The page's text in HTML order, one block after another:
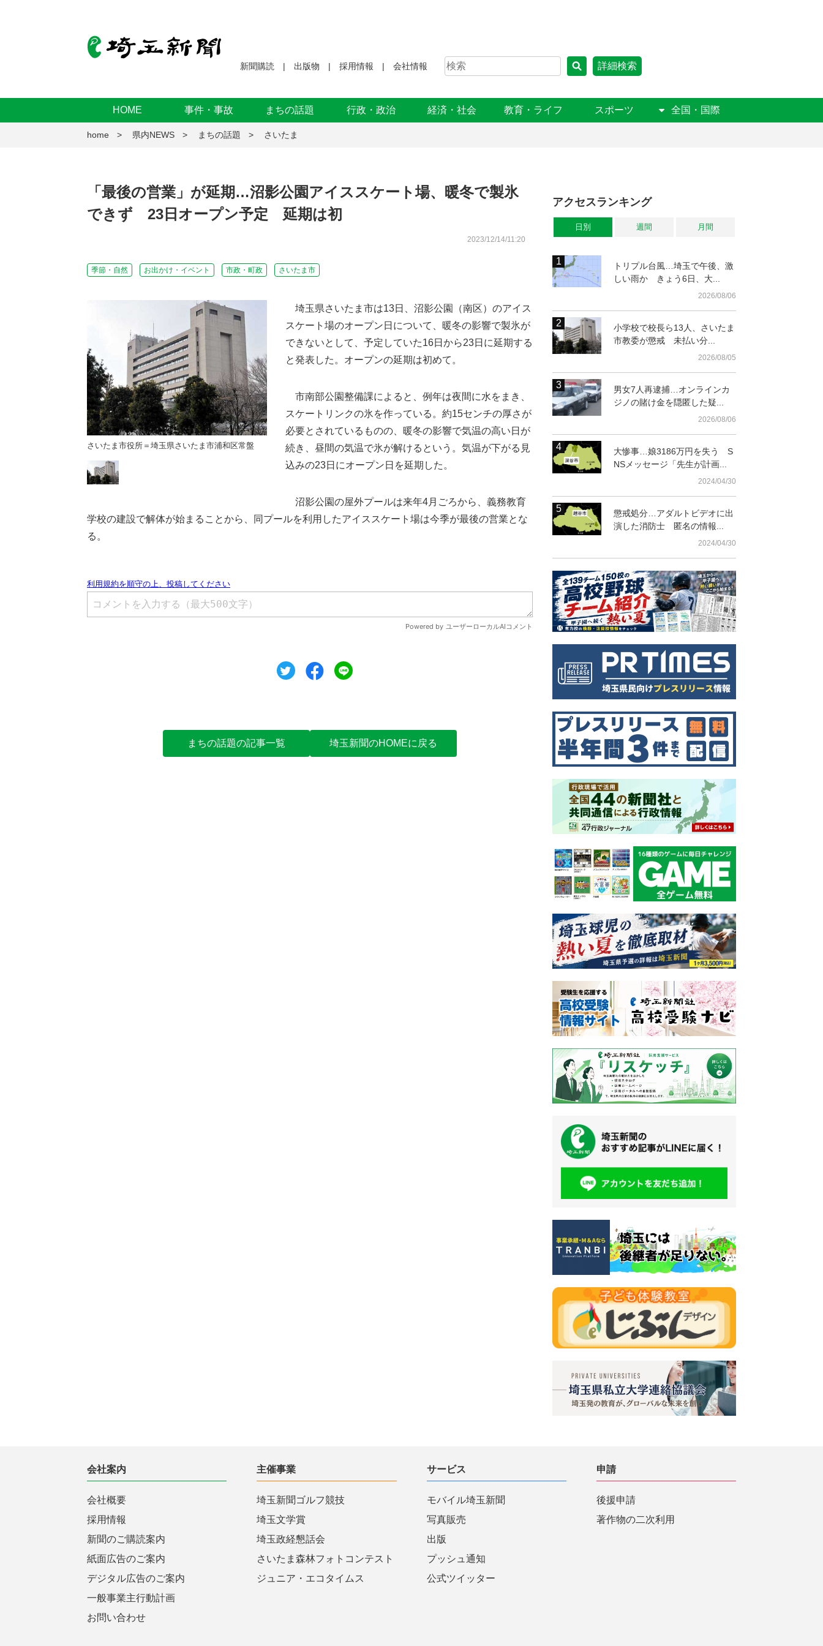
新聞購読 出版物 採用情報 会社情報 詳細検索
HOME 事件・事故 まちの話題 行政・政治 経済・社会 教育・ライフ スポーツ 全国・国際
home 県内NEWS まちの話題 さいたま
「最後の営業」が延期…沼影公園アイススケート場、暖冬で製氷
できず 23日オープン予定 延期は初
2023/12/14/11:20
季節・自然 お出かけ・イベント 市政・町政 さいたま市
さいたま市役所＝埼玉県さいたま市浦和区常盤 さいたま市役所＝埼玉県さいたま市浦和区常盤
埼玉県さいたま市は13日、沼影公園（南区）のアイス
スケート場のオープン日について、暖冬の影響で製氷が
できないとして、予定していた16日から23日に延期する
と発表した。オープンの延期は初めて。
市南部公園整備課によると、例年は夜間に水をまき、
スケートリンクの氷を作っている。約15センチの厚さが
必要とされているものの、暖冬の影響で気温の高い日が
続き、昼間の気温で氷が解けるという。気温が下がる見
込みの23日にオープン日を延期した。
沼影公園の屋外プールは来年4月ごろから、義務教育
学校の建設で解体が始まることから、同プールを利用したアイススケート場は今季が最後の営業とな
る。
ツイートシェア
まちの話題の記事一覧 埼玉新聞のHOMEに戻る
アクセスランキング
日別 週間 月間
トリプル台風…埼玉で午後、激
しい雨か きょう6日、大...
2026/08/06
小学校で校長ら13人、さいたま
市教委が懲戒 未払い分...
2026/08/05
男女7人再逮捕…オンラインカ
ジノの賭け金を隠匿した疑...
2026/08/06
大惨事…娘3186万円を失う S
NSメッセージ「先生が計画...
2024/04/30
懲戒処分…アダルトビデオに出
演した消防士 匿名の情報...
2024/04/30
会社案内
会社概要
採用情報
新聞のご購読案内
紙面広告のご案内
デジタル広告のご案内
一般事業主行動計画
お問い合わせ
主催事業
埼玉新聞ゴルフ競技
埼玉文学賞
埼玉政経懇話会
さいたま森林フォトコンテスト
ジュニア・エコタイムス
サービス
モバイル埼玉新聞
写真販売
出版
プッシュ通知
公式ツイッター
申請
後援申請
著作物の二次利用